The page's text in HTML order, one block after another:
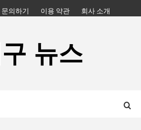
문의하기 이용 약관 회사 소개
뉴스